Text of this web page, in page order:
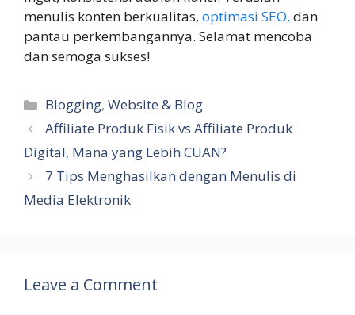
menulis konten berkualitas, optimasi SEO, dan
pantau perkembangannya. Selamat mencoba
dan semoga sukses!
Categories
Blogging,Website & Blog
Affiliate Produk Fisik vs Affiliate Produk
Digital, Mana yang Lebih CUAN?
7 Tips Menghasilkan dengan Menulis di
Media Elektronik
Leave a Comment